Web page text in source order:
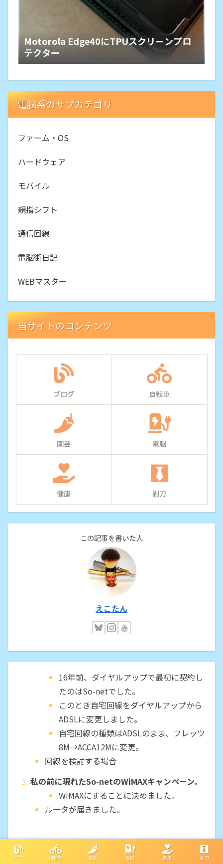
Motorola Edge40にTPUスクリーンプロ
テクター
電脳系のサブカテゴリ
ファーム・OS
ハードウェア
モバイル
親指シフト
通信回線
電脳街日記
WEBマスター
当サイトのコンテンツ
ブログ 自転車
園芸 電脳
健康 剃刀
この記事を書いた人
えこたん
16年前、ダイヤルアップで最初に契約し
たのはSo-netでした。
このとき自宅回線をダイヤルアップから
ADSLに変更しました。
自宅回線の種類はADSLのまま、フレッツ
8M→ACCA12Mに変更。
回線を検討する場合
私の前に現れたSo-netのWiMAXキャンペーン。
WiMAXにすることに決めました。
ルータが届きました。
ブログ 自転車 園芸 電脳 健康 剃刀